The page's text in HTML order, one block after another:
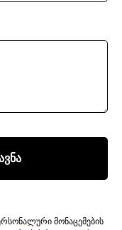
მონაცემების